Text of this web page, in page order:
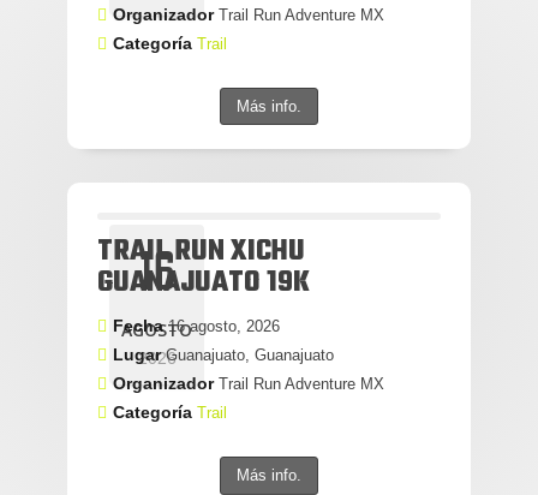
Organizador Trail Run Adventure MX
Categoría Trail
Más info.
16
AGOSTO
2026
TRAIL RUN XICHU
GUANAJUATO 19K
Fecha16 agosto, 2026
LugarGuanajuato, Guanajuato
Organizador Trail Run Adventure MX
Categoría Trail
Más info.